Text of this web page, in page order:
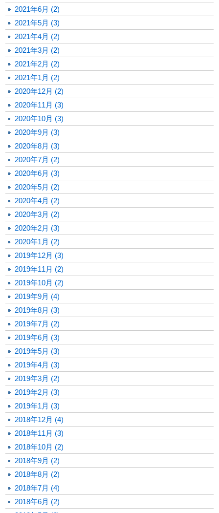
2021年6月 (2)
2021年5月 (3)
2021年4月 (2)
2021年3月 (2)
2021年2月 (2)
2021年1月 (2)
2020年12月 (2)
2020年11月 (3)
2020年10月 (3)
2020年9月 (3)
2020年8月 (3)
2020年7月 (2)
2020年6月 (3)
2020年5月 (2)
2020年4月 (2)
2020年3月 (2)
2020年2月 (3)
2020年1月 (2)
2019年12月 (3)
2019年11月 (2)
2019年10月 (2)
2019年9月 (4)
2019年8月 (3)
2019年7月 (2)
2019年6月 (3)
2019年5月 (3)
2019年4月 (3)
2019年3月 (2)
2019年2月 (3)
2019年1月 (3)
2018年12月 (4)
2018年11月 (3)
2018年10月 (2)
2018年9月 (2)
2018年8月 (2)
2018年7月 (4)
2018年6月 (2)